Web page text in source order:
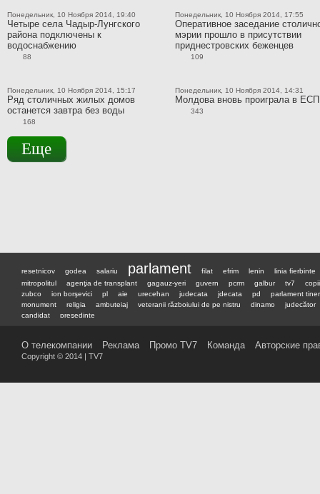
Понедельник, 10 Ноября 2014, 19:40
Четыре села Чадыр-Лунгского
района подключены к
водоснабжению
88
Понедельник, 10 Ноября 2014, 17:55
Оперативное заседание
мэрии прошло в присутствии
приднестровских беженцев
109
Понедельник, 10 Ноября 2014, 15:17
Ряд столичных жилых домов
останется завтра без воды
168
Понедельник, 10 Ноября 2014, 14:31
Молдова вновь проиграла в
343
Еще
resetnicov godea salariu parlament filat efrim lenin
linia fierbinte
mitropolitul
agenţia de transplant gagauz-yeri guvern pcrm galbur tv7
copii
zubco
ion borşevici pl aie urecehan judecata jdecata pd
parlament
monument
religia ambuteiaj veteranii războiului de pe nistru dinamo
judecător
candidat
preşedinte
О телекомпании Реклама Промо TV7 Команда Авторские
Copyright © 2014 | TV7